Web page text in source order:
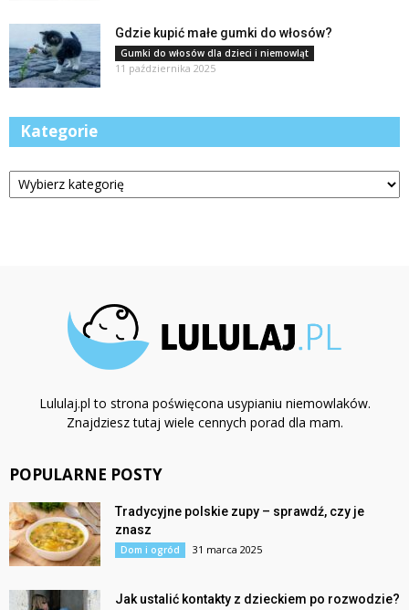
Gdzie kupić małe gumki do włosów?
Gumki do włosów dla dzieci i niemowląt
11 października 2025
Kategorie
Kategorie
Lululaj.pl to strona poświęcona usypianiu niemowlaków.
Znajdziesz tutaj wiele cennych porad dla mam.
POPULARNE POSTY
Tradycyjne polskie zupy – sprawdź, czy je
znasz
Dom i ogród 31 marca 2025
Jak ustalić kontakty z dzieckiem po rozwodzie?